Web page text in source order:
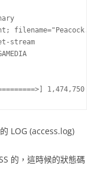
stream
1,474,750
LOG (access.log)
的，這時候的狀態碼